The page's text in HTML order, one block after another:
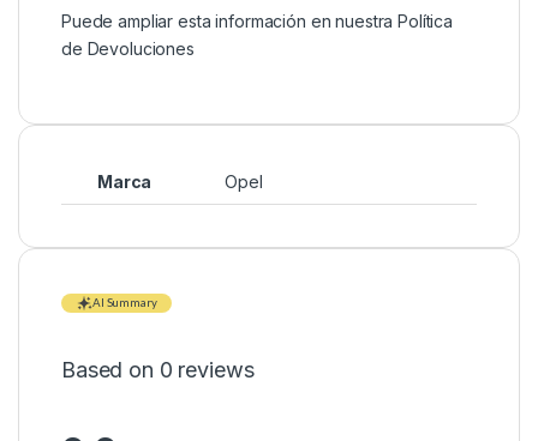
Puede ampliar esta información en nuestraPolítica
de Devoluciones
Marca Opel
AI Summary
Based on 0 reviews